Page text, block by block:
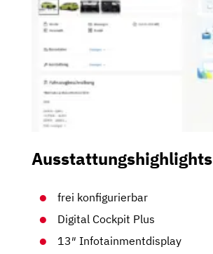
Ausstattungshighlights
frei konfigurierbar
Digital Cockpit Plus
13″ Infotainmentdisplay